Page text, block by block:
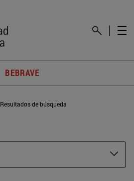
BEBRAVE
Resultados de búsqueda